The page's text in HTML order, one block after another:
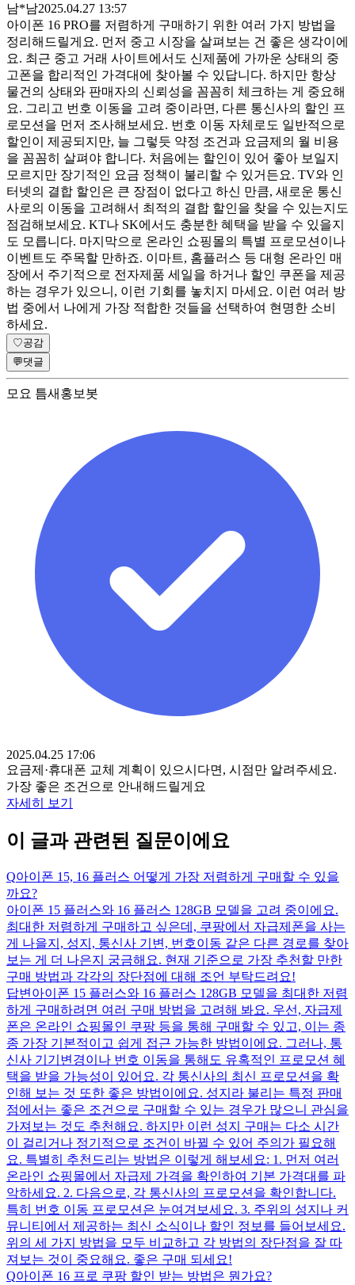
남*남2025.04.27 13:57
아이폰 16 PRO를 저렴하게 구매하기 위한 여러 가지 방법을
정리해드릴게요. 먼저 중고 시장을 살펴보는 건 좋은 생각이에
요. 최근 중고 거래 사이트에서도 신제품에 가까운 상태의 중
고폰을 합리적인 가격대에 찾아볼 수 있답니다. 하지만 항상
물건의 상태와 판매자의 신뢰성을 꼼꼼히 체크하는 게 중요해
요. 그리고 번호 이동을 고려 중이라면, 다른 통신사의 할인 프
로모션을 먼저 조사해보세요. 번호 이동 자체로도 일반적으로
할인이 제공되지만, 늘 그렇듯 약정 조건과 요금제의 월 비용
을 꼼꼼히 살펴야 합니다. 처음에는 할인이 있어 좋아 보일지
모르지만 장기적인 요금 정책이 불리할 수 있거든요. TV와 인
터넷의 결합 할인은 큰 장점이 없다고 하신 만큼, 새로운 통신
사로의 이동을 고려해서 최적의 결합 할인을 찾을 수 있는지도
점검해보세요. KT나 SK에서도 충분한 혜택을 받을 수 있을지
도 모릅니다. 마지막으로 온라인 쇼핑몰의 특별 프로모션이나
이벤트도 주목할 만하죠. 이마트, 홈플러스 등 대형 온라인 매
장에서 주기적으로 전자제품 세일을 하거나 할인 쿠폰을 제공
하는 경우가 있으니, 이런 기회를 놓치지 마세요. 이런 여러 방
법 중에서 나에게 가장 적합한 것들을 선택하여 현명한 소비
하세요.
♡공감
💬댓글
모요 틈새홍보봇
2025.04.25 17:06
요금제·휴대폰 교체 계획이 있으시다면, 시점만 알려주세요.
가장 좋은 조건으로 안내해드릴게요
자세히 보기
이 글과 관련된 질문이에요
Q아이폰 15, 16 플러스 어떻게 가장 저렴하게 구매할 수 있을
까요?
아이폰 15 플러스와 16 플러스 128GB 모델을 고려 중이에요.
최대한 저렴하게 구매하고 싶은데, 쿠팡에서 자급제폰을 사는
게 나을지, 성지, 통신사 기변, 번호이동 같은 다른 경로를 찾아
보는 게 더 나은지 궁금해요. 현재 기준으로 가장 추천할 만한
구매 방법과 각각의 장단점에 대해 조언 부탁드려요!
답변 아이폰 15 플러스와 16 플러스 128GB 모델을 최대한 저렴
하게 구매하려면 여러 구매 방법을 고려해 봐요. 우선, 자급제
폰은 온라인 쇼핑몰인 쿠팡 등을 통해 구매할 수 있고, 이는 종
종 가장 기본적이고 쉽게 접근 가능한 방법이에요. 그러나, 통
신사 기기변경이나 번호 이동을 통해도 유혹적인 프로모션 혜
택을 받을 가능성이 있어요. 각 통신사의 최신 프로모션을 확
인해 보는 것 또한 좋은 방법이에요. 성지라 불리는 특정 판매
점에서는 좋은 조건으로 구매할 수 있는 경우가 많으니 관심을
가져보는 것도 추천해요. 하지만 이런 성지 구매는 다소 시간
이 걸리거나 정기적으로 조건이 바뀔 수 있어 주의가 필요해
요. 특별히 추천드리는 방법은 이렇게 해보세요: 1. 먼저 여러
온라인 쇼핑몰에서 자급제 가격을 확인하여 기본 가격대를 파
악하세요. 2. 다음으로, 각 통신사의 프로모션을 확인합니다.
특히 번호 이동 프로모션은 눈여겨보세요. 3. 주위의 성지나 커
뮤니티에서 제공하는 최신 소식이나 할인 정보를 들어보세요.
위의 세 가지 방법을 모두 비교하고 각 방법의 장단점을 잘 따
져보는 것이 중요해요. 좋은 구매 되세요!
Q아이폰 16 프로 쿠팡 할인 받는 방법은 뭔가요?